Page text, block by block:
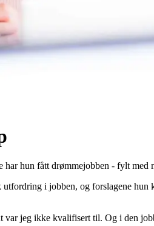
hun fått drømmejobben - fylt med
i jobben, og forslagene
var jeg ikke kvalifisert til. Og i den